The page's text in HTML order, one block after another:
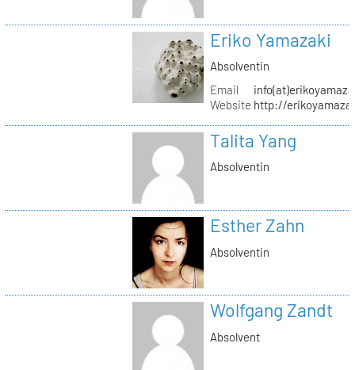
Eriko Yamazaki
Absolventin
Email
Website http://
Talita Yang
Absolventin
Esther Zahn
Absolventin
Wolfgang Zandt
Absolvent